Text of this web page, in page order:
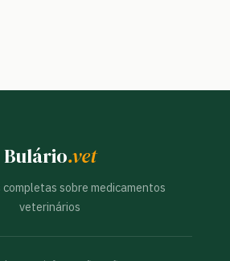
Bulário.vet
sobre medicamentos
veterinários